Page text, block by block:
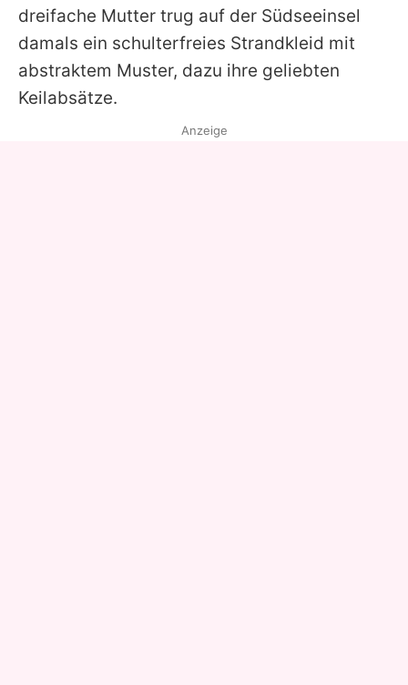
dreifache Mutter trug auf der Südseeinsel
damals ein schulterfreies Strandkleid mit
abstraktem Muster, dazu ihre geliebten
Keilabsätze.
Anzeige